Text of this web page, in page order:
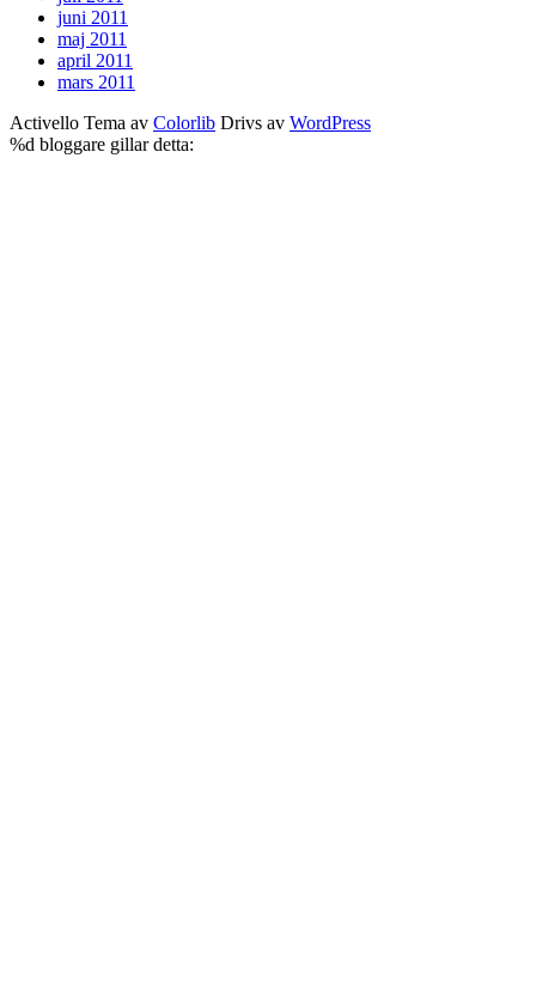
juni 2011
maj 2011
april 2011
mars 2011
Activello Tema av Colorlib Drivs av WordPress
%d bloggare gillar detta: